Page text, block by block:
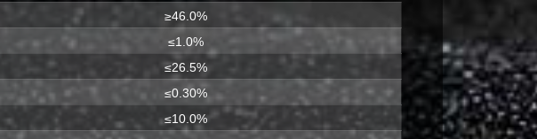
≥46.0%
≤1.0%
≤26.5%
≤0.30%
≤10.0%